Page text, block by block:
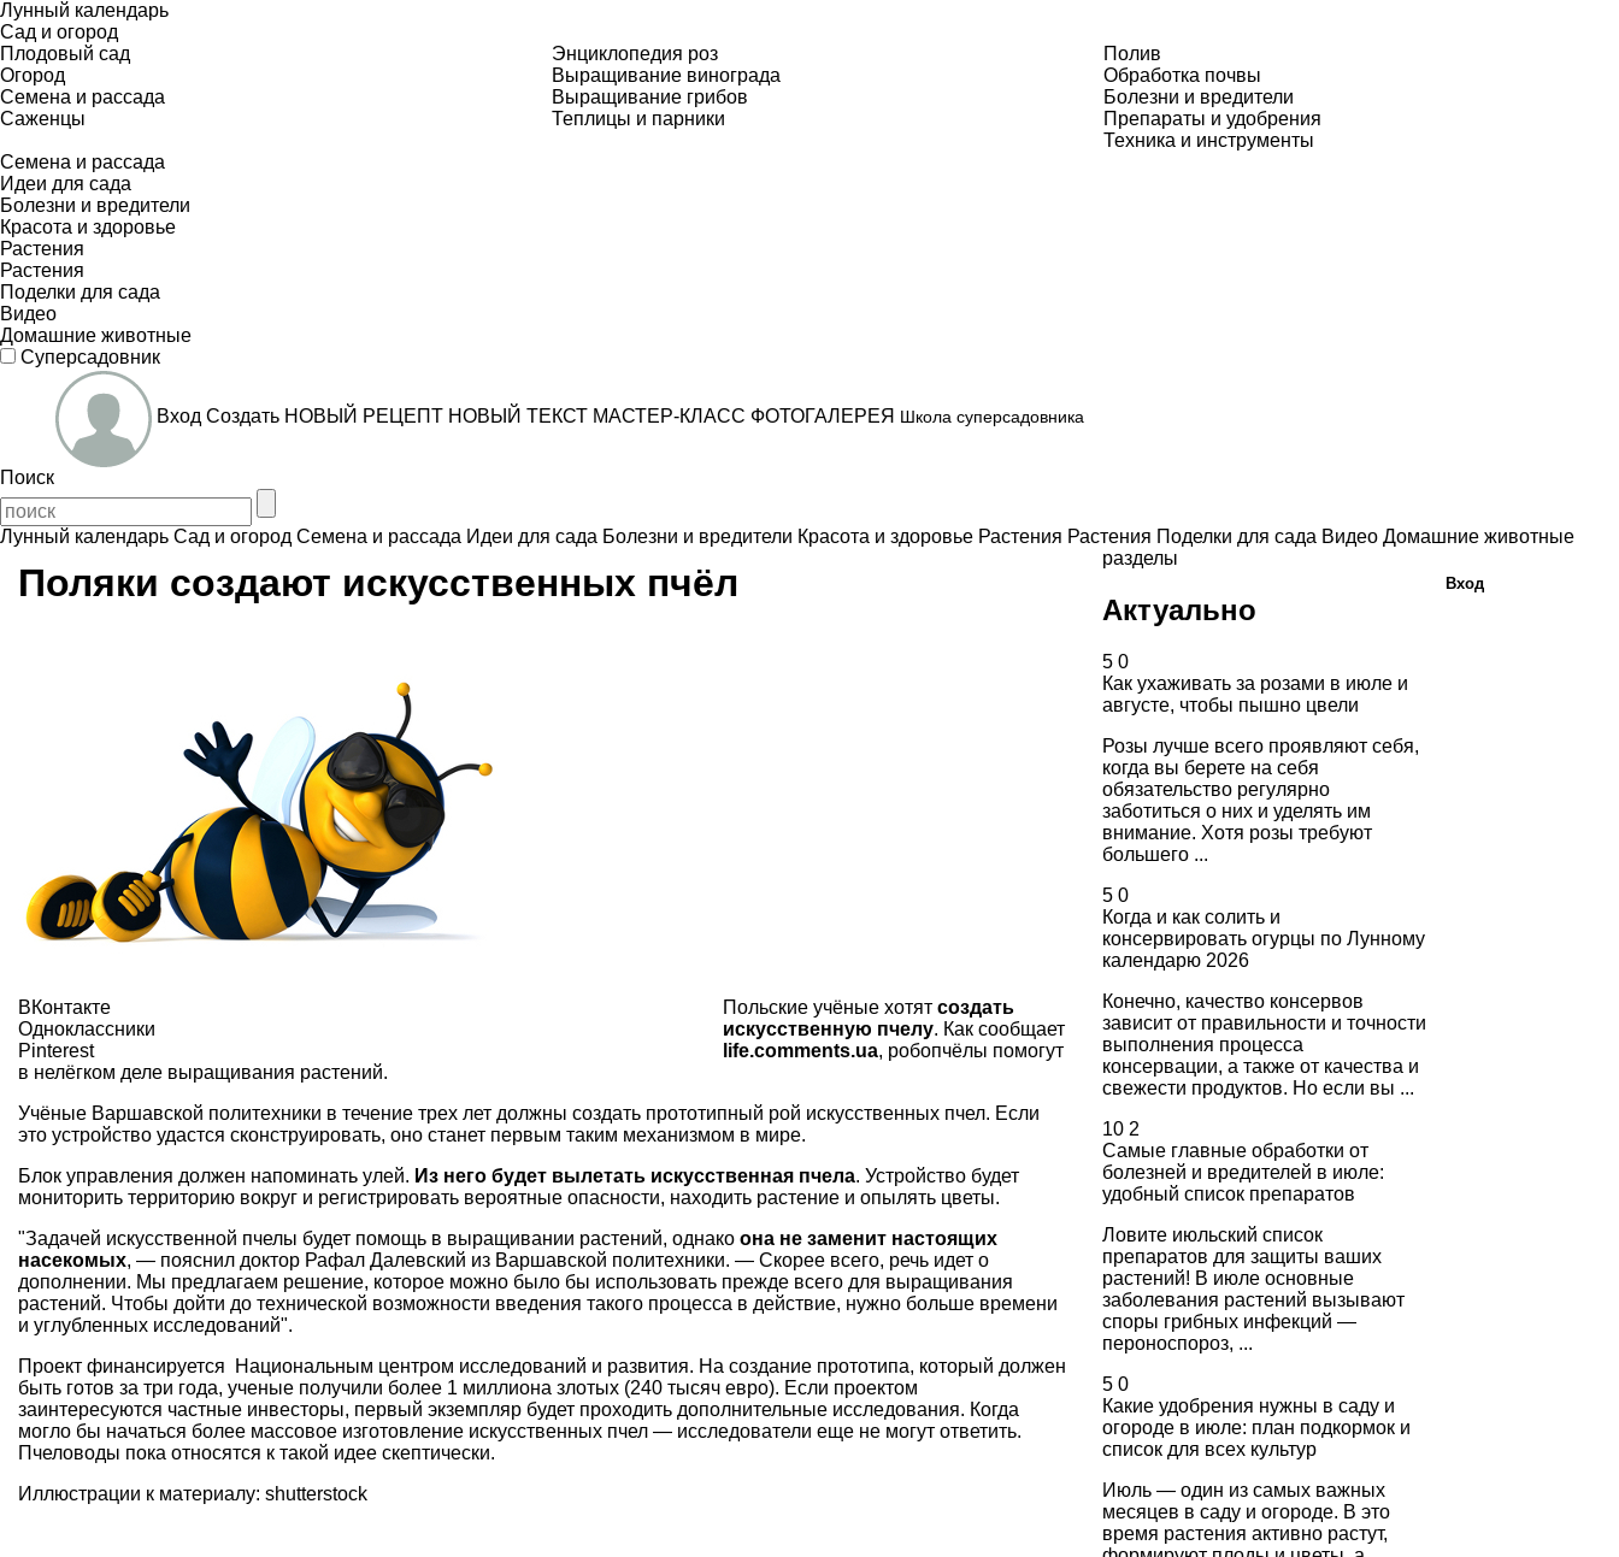
Лунный календарь
Сад и огород
Плодовый сад
Огород
Семена и рассада
Саженцы
Энциклопедия роз
Выращивание винограда
Выращивание грибов
Теплицы и парники
Полив
Обработка почвы
Болезни и вредители
Препараты и удобрения
Техника и инструменты
Семена и рассада
Идеи для сада
Болезни и вредители
Красота и здоровье
Растения
Растения
Поделки для сада
Видео
Домашние животные
Суперсадовник
Вход Создать НОВЫЙ РЕЦЕПТ НОВЫЙ ТЕКСТ МАСТЕР-КЛАСС ФОТОГАЛЕРЕЯ Школа суперсадовника
Поиск
Лунный календарь Сад и огород Семена и рассада Идеи для сада Болезни и вредители Красота и здоровье Растения Растения Поделки для сада Видео Домашние животные
Поляки создают искусственных пчёл
ВКонтакте
Одноклассники
Pinterest
Польские учёные хотят создать
искусственную пчелу. Как сообщает
life.comments.ua, робопчёлы помогут
в нелёгком деле выращивания растений.
Учёные Варшавской политехники в течение трех лет должны создать прототипный рой искусственных пчел. Если
это устройство удастся сконструировать, оно станет первым таким механизмом в мире.
Блок управления должен напоминать улей. Из него будет вылетать искусственная пчела. Устройство будет
мониторить территорию вокруг и регистрировать вероятные опасности, находить растение и опылять цветы.
"Задачей искусственной пчелы будет помощь в выращивании растений, однако она не заменит настоящих
насекомых, — пояснил доктор Рафал Далевский из Варшавской политехники. — Скорее всего, речь идет о
дополнении. Мы предлагаем решение, которое можно было бы использовать прежде всего для выращивания
растений. Чтобы дойти до технической возможности введения такого процесса в действие, нужно больше времени
и углубленных исследований".
Проект финансируется Национальным центром исследований и развития. На создание прототипа, который должен
быть готов за три года, ученые получили более 1 миллиона злотых (240 тысяч евро). Если проектом
заинтересуются частные инвесторы, первый экземпляр будет проходить дополнительные исследования. Когда
могло бы начаться более массовое изготовление искусственных пчел — исследователи еще не могут ответить.
Пчеловоды пока относятся к такой идее скептически.
Иллюстрации к материалу: shutterstock
разделы
Актуально
5 0
Как ухаживать за розами в июле и
августе, чтобы пышно цвели
Розы лучше всего проявляют себя,
когда вы берете на себя
обязательство регулярно
заботиться о них и уделять им
внимание. Хотя розы требуют
большего ...
5 0
Когда и как солить и
консервировать огурцы по Лунному
календарю 2026
Конечно, качество консервов
зависит от правильности и точности
выполнения процесса
консервации, а также от качества и
свежести продуктов. Но если вы ...
10 2
Самые главные обработки от
болезней и вредителей в июле:
удобный список препаратов
Ловите июльский список
препаратов для защиты ваших
растений! В июле основные
заболевания растений вызывают
споры грибных инфекций —
пероноспороз, ...
5 0
Какие удобрения нужны в саду и
огороде в июле: план подкормок и
список для всех культур
Июль — один из самых важных
месяцев в саду и огороде. В это
время растения активно растут,
Вход